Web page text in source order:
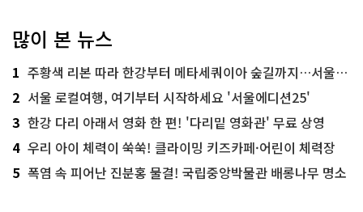
많이 본 뉴스
1 주황색 리본 따라 한강부터 메타세쿼이아 숲길까지…서울둘레길 15코스
2 서울 로컬여행, 여기부터 시작하세요 '서울에디션25'
3 한강 다리 아래서 영화 한 편! '다리밑 영화관' 무료 상영
4 우리 아이 체력이 쑥쑥! 클라이밍 키즈카페·어린이 체력장
5 폭염 속 피어난 진분홍 물결! 국립중앙박물관 배롱나무 명소